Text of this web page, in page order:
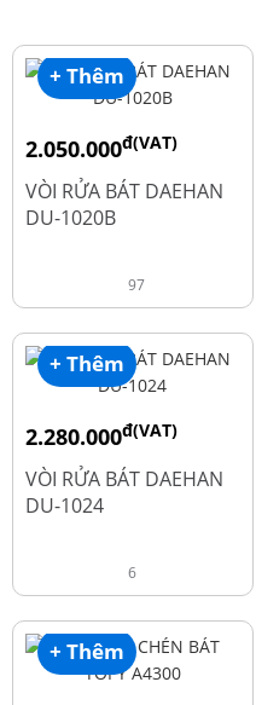
+ Thêm
2.050.000đ(VAT)
2.600.000
VÒI RỬA BÁT DAEHAN
DU-1020B
97
+ Thêm
2.280.000đ(VAT)
2.600.000
VÒI RỬA BÁT DAEHAN
DU-1024
6
+ Thêm